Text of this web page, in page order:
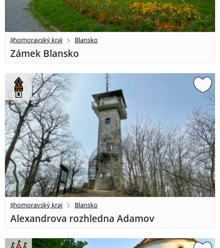
Jihomoravský kraj Blansko
Zámek Blansko
Jihomoravský kraj Blansko
Alexandrova rozhledna Adamov